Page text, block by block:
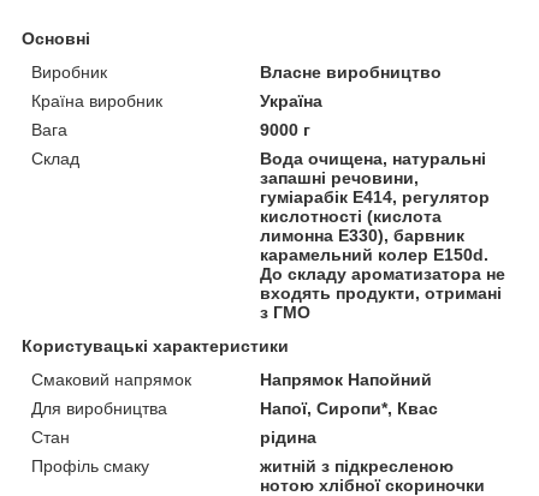
Основні
Виробник
Власне виробництво
Країна виробник
Україна
Вага
9000 г
Склад
Вода очищена, натуральні
запашні речовини,
гуміарабік Е414, регулятор
кислотності (кислота
лимонна Е330), барвник
карамельний колер Е150d.
До складу ароматизатора не
входять продукти, отримані
з ГМО
Користувацькі характеристики
Смаковий напрямок
Напрямок Напойний
Для виробництва
Напої, Сиропи*, Квас
Стан
рідина
Профіль смаку
житній з підкресленою
нотою хлібної скориночки